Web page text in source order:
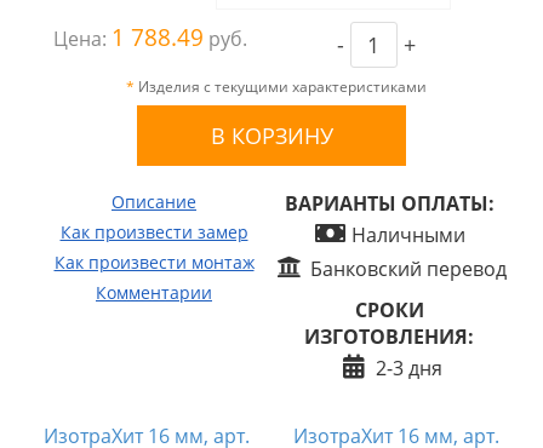
Цена: 1 788.49 руб. - +
* Изделия с текущими характеристиками
Описание
Как произвести замер
Как произвести монтаж
Комментарии
ВАРИАНТЫ ОПЛАТЫ:
Наличными
Банковский перевод
СРОКИ
ИЗГОТОВЛЕНИЯ:
2-3 дня
ИзотраХит 16 мм, арт.
ИзотраХит 16 мм, арт.